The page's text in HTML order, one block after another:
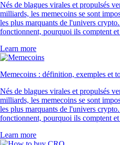
Nés de blagues virales et propulsés
milliards, les memecoins se sont
les plus marquants de l'univers
fonctionnent, pourquoi ils comptent
Learn more
Memecoins : définition, exemples et
Nés de blagues virales et propulsés
milliards, les memecoins se sont
les plus marquants de l'univers
fonctionnent, pourquoi ils comptent
Learn more